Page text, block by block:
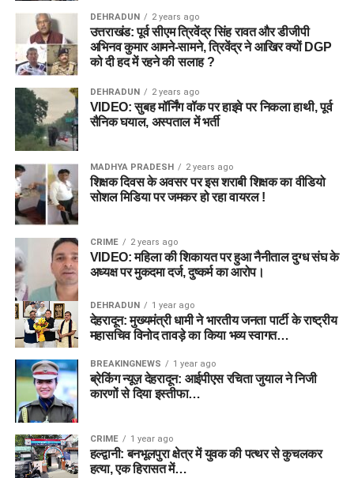
DEHRADUN 2 years ago
उत्तराखंड: पूर्व सीएम त्रिवेंद्र सिंह रावत और डीजीपी
अभिनव कुमार आमने-सामने, त्रिवेंद्र ने आखिर क्यों DGP
को दी हद में रहने की सलाह ?
DEHRADUN 2 years ago
VIDEO: सुबह मॉर्निंग वॉक पर हाइवे पर निकला हाथी, पूर्व
सैनिक घयाल, अस्पताल में भर्ती
MADHYA PRADESH 2 years ago
शिक्षक दिवस के अवसर पर इस शराबी शिक्षक का वीडियो
सोशल मिडिया पर जमकर हो रहा वायरल !
CRIME 2 years ago
VIDEO: महिला की शिकायत पर हुआ नैनीताल दुग्ध संघ के
अध्यक्ष पर मुकदमा दर्ज, दुष्कर्म का आरोप।
DEHRADUN 1 year ago
देहरादून: मुख्यमंत्री धामी ने भारतीय जनता पार्टी के राष्ट्रीय
महासचिव विनोद तावड़े का किया भव्य स्वागत…
BREAKINGNEWS 1 year ago
ब्रेकिंग न्यूज़ देहरादून: आईपीएस रचिता जुयाल ने निजी
कारणों से दिया इस्तीफा…
CRIME 1 year ago
हल्द्वानी: बनभूलपुरा क्षेत्र में युवक की पत्थर से कुचलकर
हत्या, एक हिरासत में…